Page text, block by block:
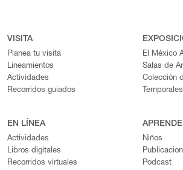
VISITA
Planea tu visita
Lineamientos
Actividades
Recorridos guiados
El México
Salas de
Colección
Temporales
EN LÍNEA
Actividades
Libros digitales
Recorridos virtuales
APRENDE
Niños
Podcast